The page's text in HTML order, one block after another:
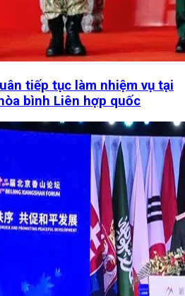
tiếp tục làm nhiệm vụ tại
bình Liên hợp quốc